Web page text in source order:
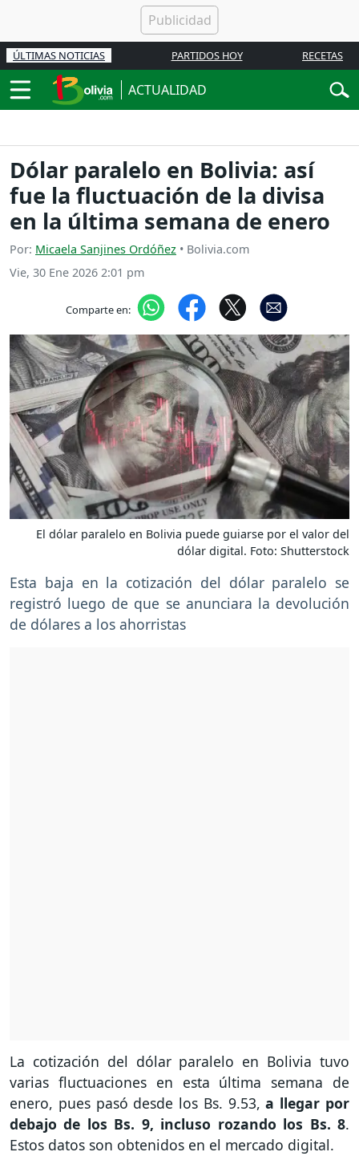
ÚLTIMAS NOTICIAS PARTIDOS HOY RECETAS
ACTUALIDAD
Dólar paralelo en Bolivia: así
fue la fluctuación de la divisa
en la última semana de enero
Por: Micaela Sanjines Ordóñez • Bolivia.com
Vie, 30 Ene 2026 2:01 pm
Comparte en:
El dólar paralelo en Bolivia puede guiarse por el valor del
dólar digital. Foto: Shutterstock
Esta baja en la cotización del dólar paralelo se
registró luego de que se anunciara la devolución
de dólares a los ahorristas
La cotización del dólar paralelo en Bolivia tuvo
varias fluctuaciones en esta última semana de
enero, pues pasó desde los Bs. 9.53,a llegar por
debajo de los Bs. 9, incluso rozando los Bs. 8.
Estos datos son obtenidos en el mercado digital.